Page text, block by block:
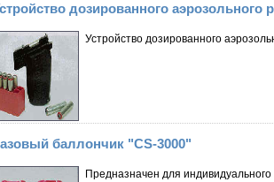
дозированного
Устройство дозированного
баллончик "CS-3000"
Предназначен для